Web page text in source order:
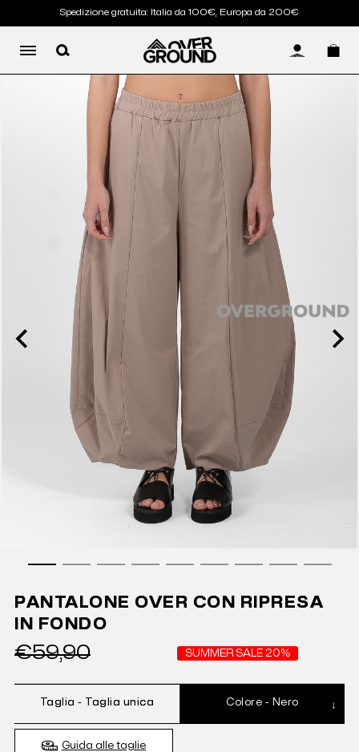
Spedizione gratuita: Italia da 100€, Europa da 200€
LOG IN
PANTALONE OVER CON RIPRESA
IN FONDO
€59,90 SUMMER SALE 20%
Taglia - Taglia unica Colore - Nero
Guida alle taglie